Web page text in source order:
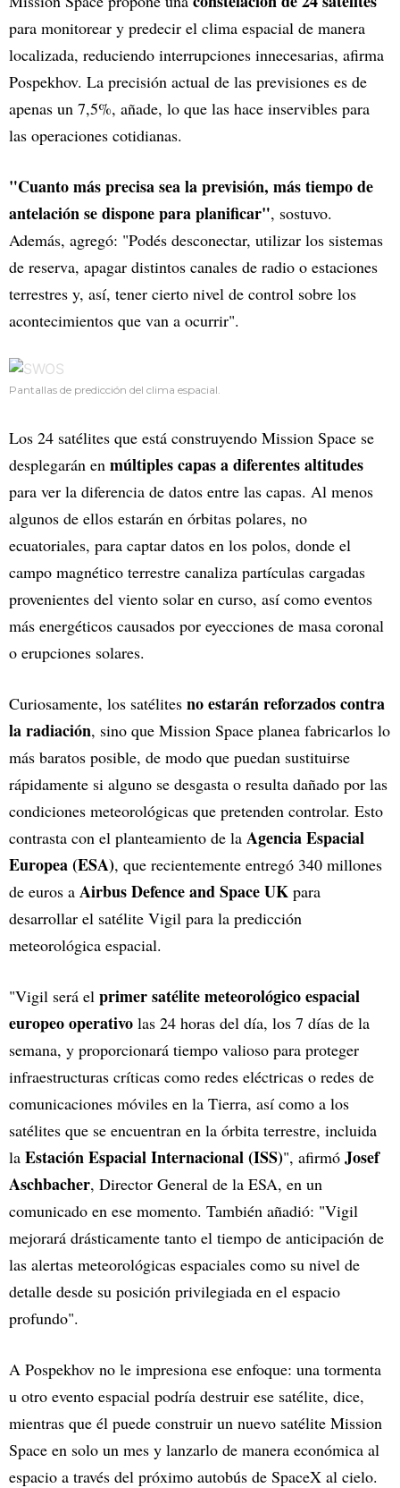
para monitorear y predecir el clima espacial de manera
localizada, reduciendo interrupciones innecesarias, afirma
Pospekhov. La precisión actual de las previsiones es de
apenas un 7,5%, añade, lo que las hace inservibles para
las operaciones cotidianas.
"Cuanto más precisa sea la previsión, más tiempo de
antelación se dispone para planificar", sostuvo.
Además, agregó: "Podés desconectar, utilizar los sistemas
de reserva, apagar distintos canales de radio o estaciones
terrestres y, así, tener cierto nivel de control sobre los
acontecimientos que van a ocurrir".
Pantallas de predicción del clima espacial.
Los 24 satélites que está construyendo Mission Space se
desplegarán en múltiples capas a diferentes altitudes
para ver la diferencia de datos entre las capas. Al menos
algunos de ellos estarán en órbitas polares, no
ecuatoriales, para captar datos en los polos, donde el
campo magnético terrestre canaliza partículas cargadas
provenientes del viento solar en curso, así como eventos
más energéticos causados por eyecciones de masa coronal
o erupciones solares.
Curiosamente, los satélites no estarán reforzados contra
la radiación, sino que Mission Space planea fabricarlos lo
más baratos posible, de modo que puedan sustituirse
rápidamente si alguno se desgasta o resulta dañado por las
condiciones meteorológicas que pretenden controlar. Esto
contrasta con el planteamiento de la Agencia Espacial
Europea (ESA), que recientemente entregó 340 millones
de euros a Airbus Defence and Space UK para
desarrollar el satélite Vigil para la predicción
meteorológica espacial.
"Vigil será el primer satélite meteorológico espacial
europeo operativo las 24 horas del día, los 7 días de la
semana, y proporcionará tiempo valioso para proteger
infraestructuras críticas como redes eléctricas o redes de
comunicaciones móviles en la Tierra, así como a los
satélites que se encuentran en la órbita terrestre, incluida
la Estación Espacial Internacional (ISS)", afirmó Josef
Aschbacher, Director General de la ESA, en un
comunicado en ese momento. También añadió: "Vigil
mejorará drásticamente tanto el tiempo de anticipación de
las alertas meteorológicas espaciales como su nivel de
detalle desde su posición privilegiada en el espacio
profundo".
A Pospekhov no le impresiona ese enfoque: una tormenta
u otro evento espacial podría destruir ese satélite, dice,
mientras que él puede construir un nuevo satélite Mission
Space en solo un mes y lanzarlo de manera económica al
espacio a través del próximo autobús de SpaceX al cielo.